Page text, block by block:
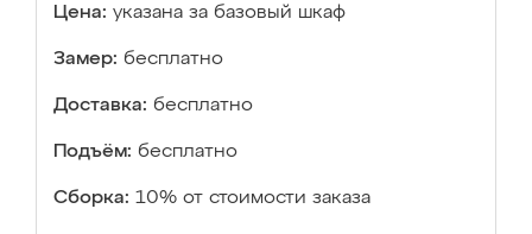
Цена: указана за базовый шкаф
Замер: бесплатно
Доставка: бесплатно
Подъём: бесплатно
Сборка: 10% от стоимости заказа